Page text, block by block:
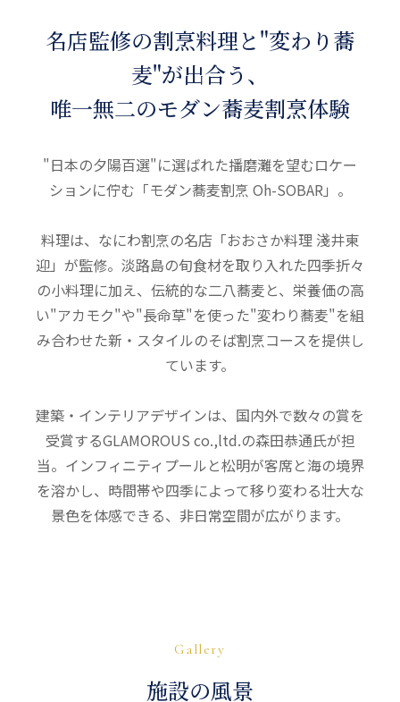
名店監修の割烹料理と"変わり蕎
麦"が出合う、
唯一無二のモダン蕎麦割烹体験
"日本の夕陽百選"に選ばれた播磨灘を望むロケー
ションに佇む「モダン蕎麦割烹 Oh-SOBAR」。
料理は、なにわ割烹の名店「おおさか料理 淺井東
迎」が監修。淡路島の旬食材を取り入れた四季折々
の小料理に加え、伝統的な二八蕎麦と、栄養価の高
い"アカモク"や"長命草"を使った"変わり蕎麦"を組
み合わせた新・スタイルのそば割烹コースを提供し
ています。
建築・インテリアデザインは、国内外で数々の賞を
受賞するGLAMOROUS co.,ltd.の森田恭通氏が担
当。インフィニティプールと松明が客席と海の境界
を溶かし、時間帯や四季によって移り変わる壮大な
景色を体感できる、非日常空間が広がります。
Gallery
施設の風景